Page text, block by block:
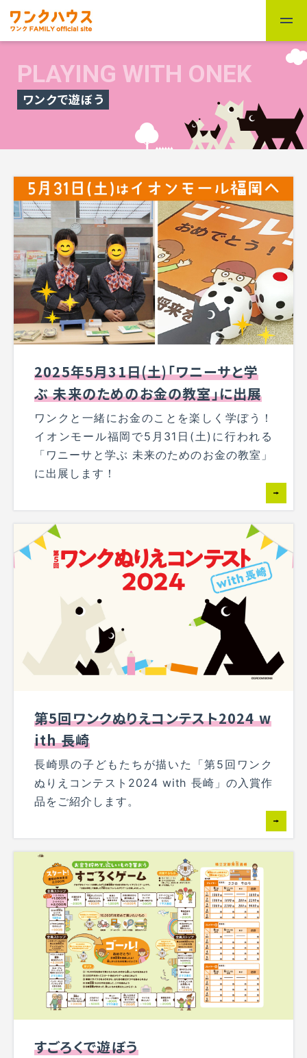
PLAYING WITH ONEK
ワンクで遊ぼう
2025年5月31日(土)「ワニーサと学
ぶ 未来のためのお金の教室」に出展
ワンクと一緒にお金のことを楽しく学ぼう！
イオンモール福岡で5月31日(土)に行われる
「ワニーサと学ぶ 未来のためのお金の教室」
に出展します！
第5回ワンクぬりえコンテスト2024 w
ith 長崎
長崎県の子どもたちが描いた「第5回ワンク
ぬりえコンテスト2024 with 長崎」の入賞作
品をご紹介します。
すごろくで遊ぼう